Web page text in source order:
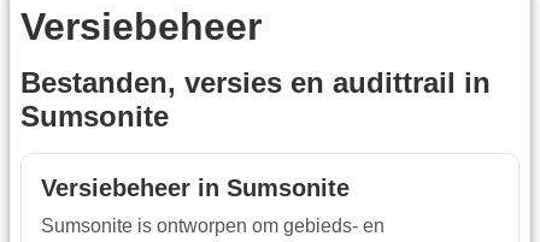
Versiebeheer
Bestanden, versies en audittrail in
Sumsonite
Versiebeheer in Sumsonite
Sumsonite is ontworpen om gebieds- en